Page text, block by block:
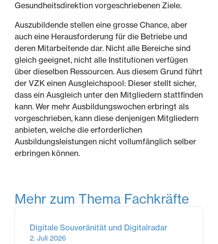
Gesundheitsdirektion vorgeschriebenen Ziele.
Auszubildende stellen eine grosse Chance, aber
auch eine Herausforderung für die Betriebe und
deren Mitarbeitende dar. Nicht alle Bereiche sind
gleich geeignet, nicht alle Institutionen verfügen
über dieselben Ressourcen. Aus diesem Grund führt
der VZK einen Ausgleichspool: Dieser stellt sicher,
dass ein Ausgleich unter den Mitgliedern stattfinden
kann. Wer mehr Ausbildungswochen erbringt als
vorgeschrieben, kann diese denjenigen Mitgliedern
anbieten, welche die erforderlichen
Ausbildungsleistungen nicht vollumfänglich selber
erbringen können.
Mehr zum Thema Fachkräfte
Digitale Souveränität und Digitalradar
2. Juli 2026